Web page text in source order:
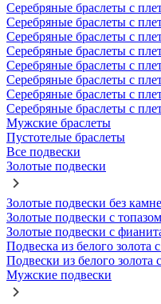
Серебряные браслеты с
Серебряные браслеты с
Серебряные браслеты с
Серебряные браслеты с
Серебряные браслеты с
Серебряные браслеты с
Серебряные браслеты с
Серебряные браслеты с
Мужские браслеты
Пустотелые браслеты
Все подвески
Золотые подвески
Золотые подвески без
Золотые подвески с топазом
Золотые подвески с
Подвеска из белого золота
Подвески из белого золота
Мужские подвески